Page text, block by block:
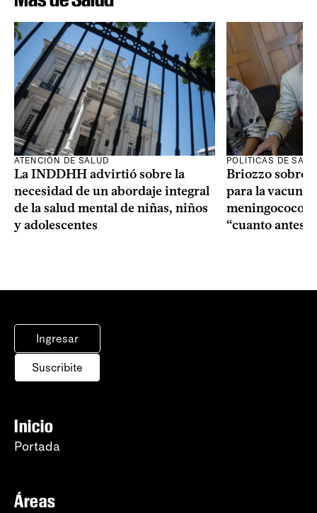
ATENCIÓN DE SALUD
La INDDHH advirtió sobre la
necesidad de un abordaje integral
de la salud mental de niñas, niños
y adolescentes
POLÍTICAS DE
Briozzo sobre
para la vacuna
meningococo:
“cuanto antes
Ingresar
Suscribite
Inicio
Portada
Áreas